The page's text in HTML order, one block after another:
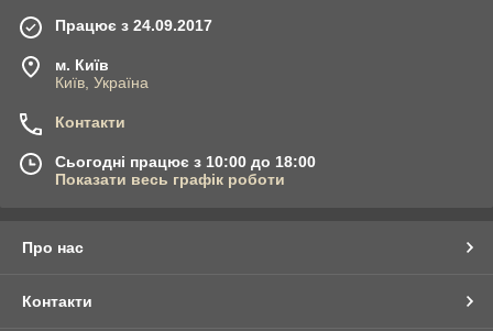
Працює з 24.09.2017
м. Київ
Київ, Україна
Контакти
Сьогодні працює з 10:00 до 18:00
Показати весь графік роботи
Про нас
Контакти